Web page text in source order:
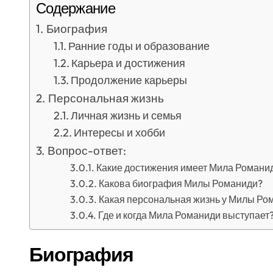
Содержание
Биография
Ранние годы и образование
Карьера и достижения
Продолжение карьеры
Персональная жизнь
Личная жизнь и семья
Интересы и хобби
Вопрос-ответ:
Какие достижения имеет Мила
Какова биография Милы Романиди?
Какая персональная жизнь у Милы
Где и когда Мила Романиди
Биография